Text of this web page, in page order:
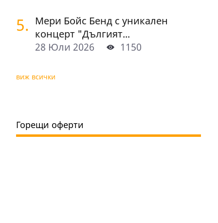
5. Мери Бойс Бенд с уникален
концерт "Дългият...
28 Юли 2026
1150
виж всички
Горещи оферти